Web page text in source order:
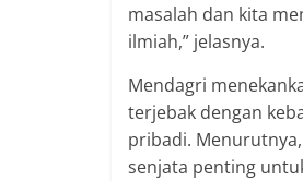
masalah dan kita
ilmiah,” jelasnya.
Mendagri
terjebak dengan
pribadi.
senjata penting